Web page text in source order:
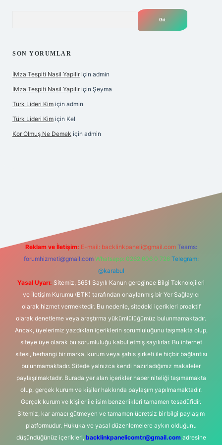
SON YORUMLAR
İMza Tespiti Nasil Yapilir için admin
İMza Tespiti Nasil Yapilir için Şeyma
Türk Lideri Kim için admin
Türk Lideri Kim için Kel
Kor Olmuş Ne Demek için admin
Reklam ve İletişim: E-mail: backlinkpaneli@gmail.com Teams:
forumhizmeti@gmail.com Whatsapp: 0262 606 0 726 Telegram:
@karabul
Yasal Uyarı: Sitemiz, 5651 Sayılı Kanun gereğince Bilgi Teknolojileri
ve İletişim Kurumu (BTK) tarafından onaylanmış bir Yer Sağlayıcı
olarak hizmet vermektedir. Bu nedenle, sitedeki içerikleri proaktif
olarak denetleme veya araştırma yükümlülüğümüz bulunmamaktadır.
Ancak, üyelerimiz yazdıkları içeriklerin sorumluluğunu taşımakta olup,
siteye üye olarak bu sorumluluğu kabul etmiş sayılırlar. Bu internet
sitesi, herhangi bir marka, kurum veya şahıs şirketi ile hiçbir bağlantısı
bulunmamaktadır. Sitede yalnızca kendi hazırladığımız makaleler
paylaşılmaktadır. Burada yer alan içerikler haber niteliği taşımamakta
olup, gerçek kurum ve kişiler hakkında paylaşım yapılmamaktadır.
Gerçek kurum ve kişiler ile isim benzerlikleri tamamen tesadüfidir.
Sitemiz, kar amacı gütmeyen ve tamamen ücretsiz bir bilgi paylaşım
platformudur. Hukuka ve yasal düzenlemelere aykırı olduğunu
düşündüğünüz içerikleri, backlinkpanelicomtr@gmail.comadresine